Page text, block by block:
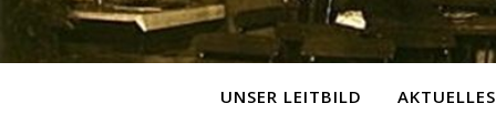
UNSER LEITBILD AKTUELLES